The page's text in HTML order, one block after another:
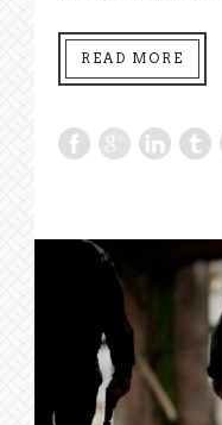
READ MORE